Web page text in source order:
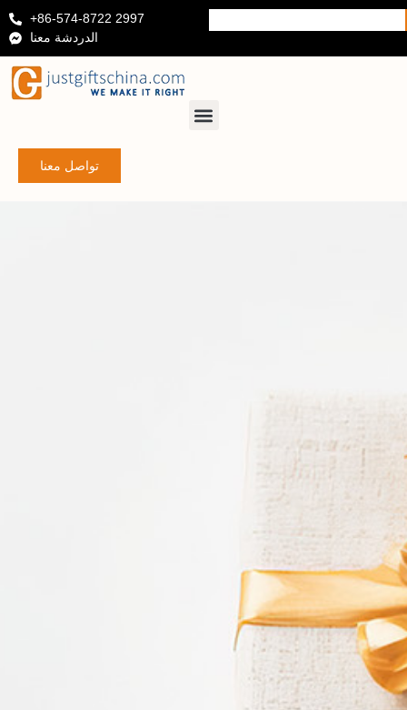
+86-574-8722 2997
الدردشة معنا
تواصل معنا